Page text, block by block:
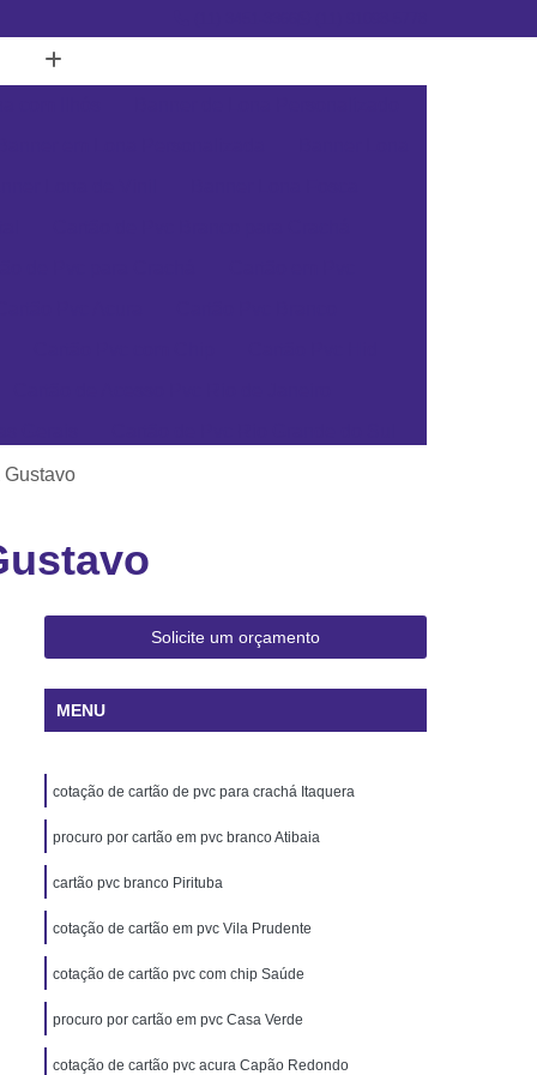
Catarina
de Janeiro
Cordão de Crachá
Cordão para Crachá Digital
Cordão Poliéster para Crachá
Cordão para Crachá
Personalizados Santa Catarina
Personalizada Rio de Janeiro
Crachá Minas Gerais
Personalizada Rio de Janeiro
Rio Grande do Sul
Gustavo
Solicite um orçamento
MENU
cotação de cartão de pvc para crachá Itaquera
procuro por cartão em pvc branco Atibaia
cartão pvc branco Pirituba
cotação de cartão em pvc Vila Prudente
cotação de cartão pvc com chip Saúde
procuro por cartão em pvc Casa Verde
cotação de cartão pvc acura Capão Redondo